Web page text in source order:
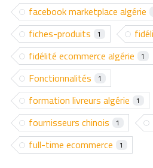
facebook marketplace algérie
fiches-produits 1
fidélité ecommerce algérie 1
Fonctionnalités 1
formation livreurs algérie 1
fournisseurs chinois 1
full-time ecommerce 1